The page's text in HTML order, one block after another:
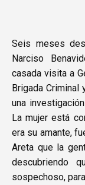
Seis meses
Narciso
casada visita a
Brigada Criminal
una
La mujer está
era su amante,
Areta que la
descubriendo
sospechoso,